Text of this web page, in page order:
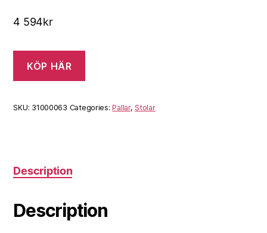
4 594kr
KÖP HÄR
SKU: 31000063 Categories:Pallar,Stolar
Description
Description